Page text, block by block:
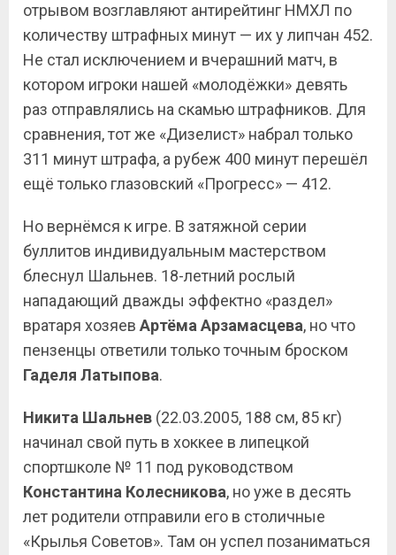
отрывом возглавляют антирейтинг НМХЛ по
количеству штрафных минут — их у липчан 452.
Не стал исключением и вчерашний матч, в
котором игроки нашей «молодёжки» девять
раз отправлялись на скамью штрафников. Для
сравнения, тот же «Дизелист» набрал только
311 минут штрафа, а рубеж 400 минут перешёл
ещё только глазовский «Прогресс» — 412.
Но вернёмся к игре. В затяжной серии
буллитов индивидуальным мастерством
блеснул Шальнев. 18-летний рослый
нападающий дважды эффектно «раздел»
вратаря хозяев Артёма Арзамасцева, но что
пензенцы ответили только точным броском
Гаделя Латыпова.
Никита Шальнев (22.03.2005, 188 см, 85 кг)
начинал свой путь в хоккее в липецкой
спортшколе № 11 под руководством
Константина Колесникова, но уже в десять
лет родители отправили его в столичные
«Крылья Советов». Там он успел позаниматься